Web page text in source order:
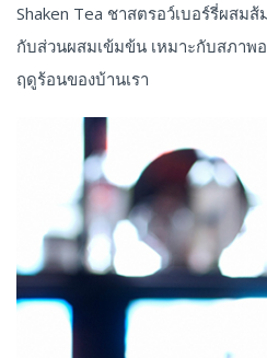
Shaken Tea ชาสตรอว์เบอร์รี่ผสม
กับส่วนผสมเข้มข้น เหมาะกับสภาพ
ฤดูร้อนของบ้านเรา